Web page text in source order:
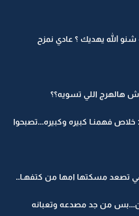
الله يهديك ؟ عادي نمزح
هالهرج اللي تسويه؟؟
فهمنـا كبيره وكبيره...تصبحوا
تصعد مسكتها امها من كتفهـا..
من جد مصدعه وتعبانه